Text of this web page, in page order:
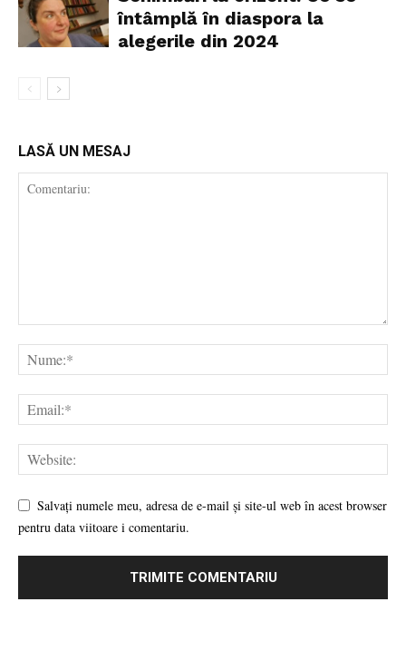
întâmplă în diaspora la
alegerile din 2024
LASĂ UN MESAJ
Salvați numele meu, adresa de e-mail și site-ul web în acest browser
pentru data viitoare i comentariu.